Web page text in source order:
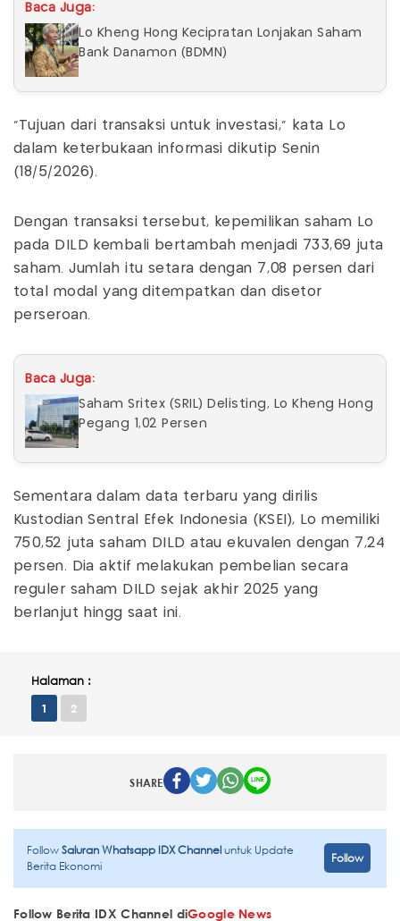
Baca Juga:
Lo Kheng Hong Kecipratan Lonjakan Saham
Bank Danamon (BDMN)
"Tujuan dari transaksi untuk investasi," kata Lo
dalam keterbukaan informasi dikutip Senin
(18/5/2026).
Dengan transaksi tersebut, kepemilikan saham Lo
pada DILD kembali bertambah menjadi 733,69 juta
saham. Jumlah itu setara dengan 7,08 persen dari
total modal yang ditempatkan dan disetor
perseroan.
Baca Juga:
Saham Sritex (SRIL) Delisting, Lo Kheng Hong
Pegang 1,02 Persen
Sementara dalam data terbaru yang dirilis
Kustodian Sentral Efek Indonesia (KSEI), Lo memiliki
750,52 juta saham DILD atau ekuvalen dengan 7,24
persen. Dia aktif melakukan pembelian secara
reguler saham DILD sejak akhir 2025 yang
berlanjut hingg saat ini.
Halaman :
1 2
SHARE
FollowSaluran Whatsapp IDX Channeluntuk Update
Berita Ekonomi
Follow
Follow Berita IDX Channel diGoogle News